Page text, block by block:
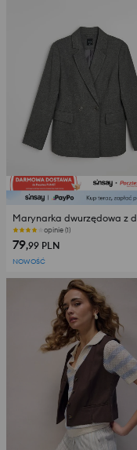
opinie (1)
79,99 PLN
NOWOŚĆ